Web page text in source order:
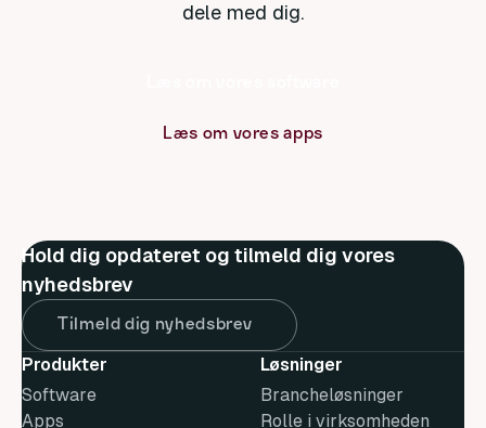
dele med dig.
Læs om vores apps
Hold dig opdateret og tilmeld dig vores
nyhedsbrev
Tilmeld dig nyhedsbrev
Produkter
Software
Apps
Løsninger
Brancheløsninger
Rolle i virksomheden